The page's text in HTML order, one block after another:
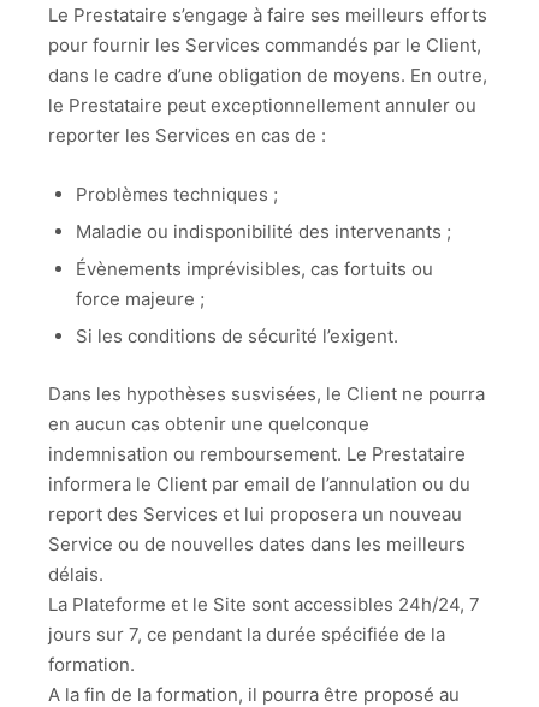
Le Prestataire s’engage à faire ses meilleurs efforts
pour fournir les Services commandés par le Client,
dans le cadre d’une obligation de moyens. En outre,
le Prestataire peut exceptionnellement annuler ou
reporter les Services en cas de :
Problèmes techniques ;
Maladie ou indisponibilité des intervenants ;
Évènements imprévisibles, cas fortuits ou
force majeure ;
Si les conditions de sécurité l’exigent.
Dans les hypothèses susvisées, le Client ne pourra
en aucun cas obtenir une quelconque
indemnisation ou remboursement. Le Prestataire
informera le Client par email de l’annulation ou du
report des Services et lui proposera un nouveau
Service ou de nouvelles dates dans les meilleurs
délais.
La Plateforme et le Site sont accessibles 24h/24, 7
jours sur 7, ce pendant la durée spécifiée de la
formation.
A la fin de la formation, il pourra être proposé au